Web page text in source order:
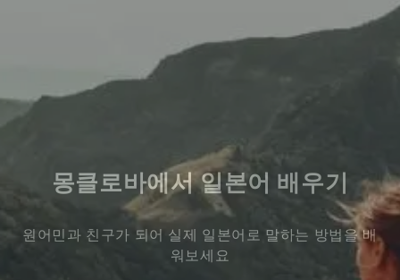
몽클로바에서 일본어 배우기
원어민과 친구가 되어 실제 일본어로 말하는 방법을 배
워보세요